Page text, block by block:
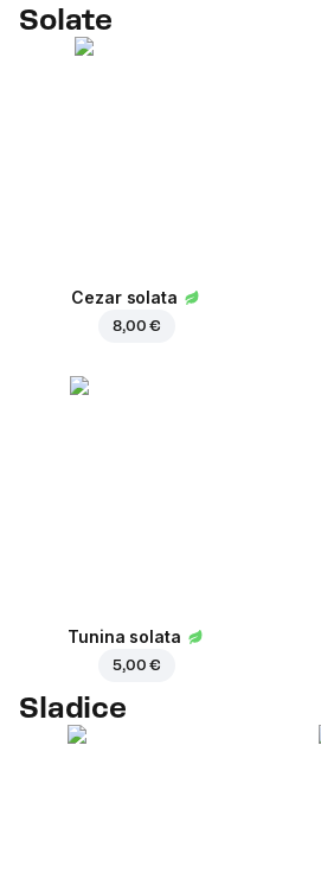
Solate
Cezar solata
8,00 €
Tunina solata
5,00 €
Sladice